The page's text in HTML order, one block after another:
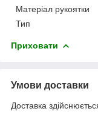
Матеріал рукоятки
Тип
Приховати
Умови доставки
Доставка